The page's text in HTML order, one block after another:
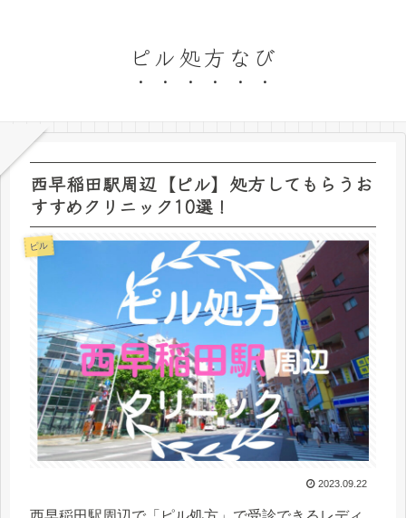
ピル処方なび
西早稲田駅周辺【ピル】処方してもらうお
すすめクリニック10選！
ピル
2023.09.22